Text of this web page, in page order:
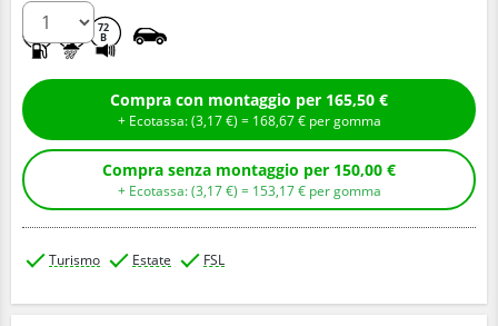
72
B
Compra con montaggio per 165,50 €
+ Ecotassa: (3,17€ ) = 168,67€ per gomma
Compra senza montaggio per 150,00 €
+ Ecotassa: (3,17€ ) = 153,17€ per gomma
Turismo Estate FSL